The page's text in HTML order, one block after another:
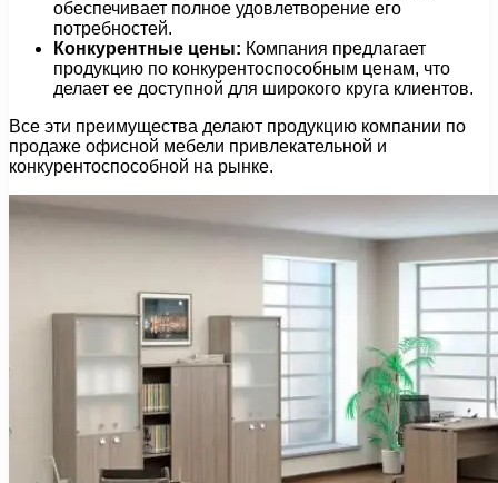
обеспечивает полное удовлетворение его
потребностей.
Конкурентные цены: Компания предлагает
продукцию по конкурентоспособным ценам, что
делает ее доступной для широкого круга клиентов.
Все эти преимущества делают продукцию компании по
продаже офисной мебели привлекательной и
конкурентоспособной на рынке.